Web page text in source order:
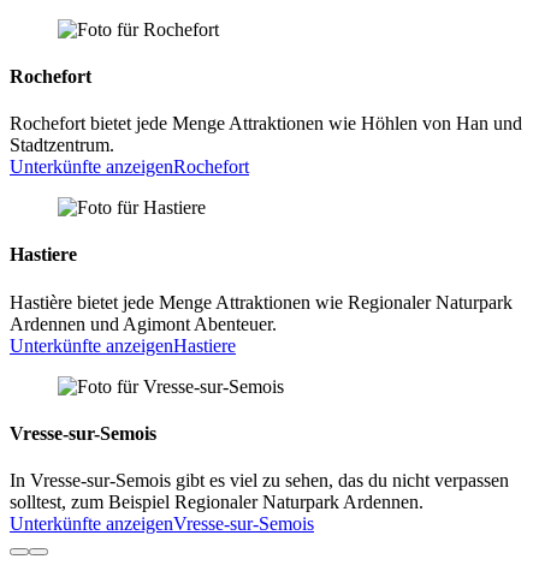
Rochefort
Rochefort bietet jede Menge Attraktionen wie Höhlen von Han und
Stadtzentrum.
Unterkünfte anzeigenRochefort
Hastiere
Hastière bietet jede Menge Attraktionen wie Regionaler Naturpark
Ardennen und Agimont Abenteuer.
Unterkünfte anzeigenHastiere
Vresse-sur-Semois
In Vresse-sur-Semois gibt es viel zu sehen, das du nicht verpassen
solltest, zum Beispiel Regionaler Naturpark Ardennen.
Unterkünfte anzeigenVresse-sur-Semois